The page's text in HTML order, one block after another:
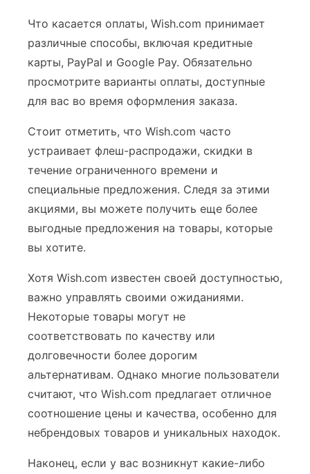
Что касается оплаты, Wish.com принимает
различные способы, включая кредитные
карты, PayPal и Google Pay. Обязательно
просмотрите варианты оплаты, доступные
для вас во время оформления заказа.
Стоит отметить, что Wish.com часто
устраивает флеш-распродажи, скидки в
течение ограниченного времени и
специальные предложения. Следя за этими
акциями, вы можете получить еще более
выгодные предложения на товары, которые
вы хотите.
Хотя Wish.com известен своей доступностью,
важно управлять своими ожиданиями.
Некоторые товары могут не
соответствовать по качеству или
долговечности более дорогим
альтернативам. Однако многие пользователи
считают, что Wish.com предлагает отличное
соотношение цены и качества, особенно для
небрендовых товаров и уникальных находок.
Наконец, если у вас возникнут какие-либо